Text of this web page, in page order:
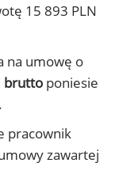
15 893 PLN
na umowę o
brutto poniesie
pracownik
zawartej